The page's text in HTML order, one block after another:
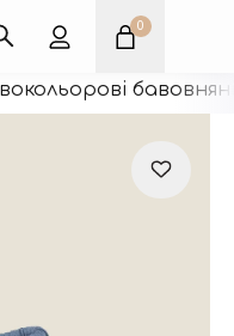
0
Оплата карткою